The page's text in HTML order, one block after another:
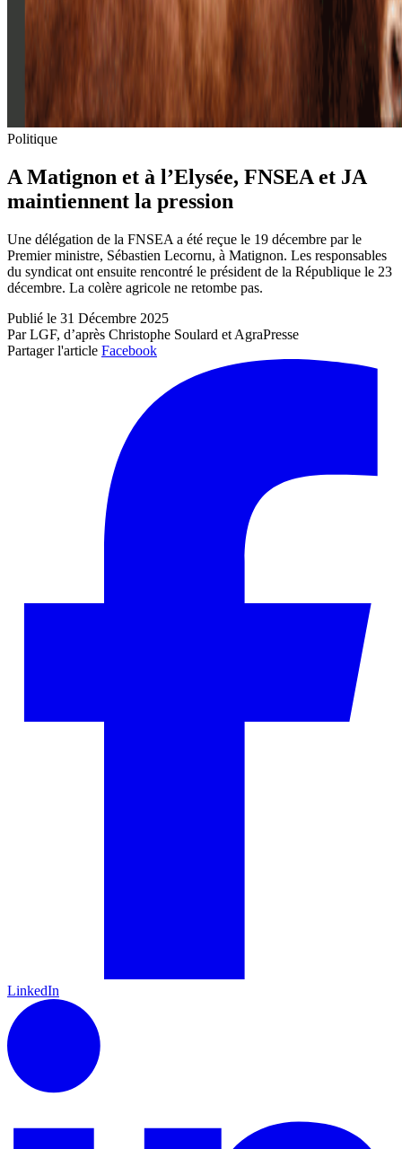
Politique
A Matignon et à l’Elysée, FNSEA et JA
maintiennent la pression
Une délégation de la FNSEA a été reçue le 19 décembre par le
Premier ministre, Sébastien Lecornu, à Matignon. Les responsables
du syndicat ont ensuite rencontré le président de la République le 23
décembre. La colère agricole ne retombe pas.
Publié le 31 Décembre 2025
Par LGF, d’après Christophe Soulard et AgraPresse
Partager l'article Facebook
LinkedIn